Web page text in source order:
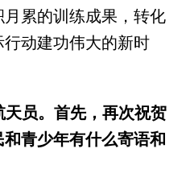
累的训练成果，转化
动建功伟大的新时
天员。首先，再次祝贺
青少年有什么寄语和